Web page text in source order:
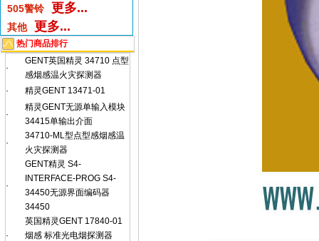
505警铃 更多...
其他 更多...
热门商品排行
·
GENT英国精灵 34710 点型
感烟感温火灾探测器
·
精灵GENT 13471-01
·
精灵GENT无源单输入模块
34415单输出介面
·
34710-ML型点型感烟感温
火灾探测器
·
GENT精灵 S4-
INTERFACE-PROG S4-
34450无源界面编码器
34450
·
英国精灵GENT 17840-01
烟感 标准光电烟探测器